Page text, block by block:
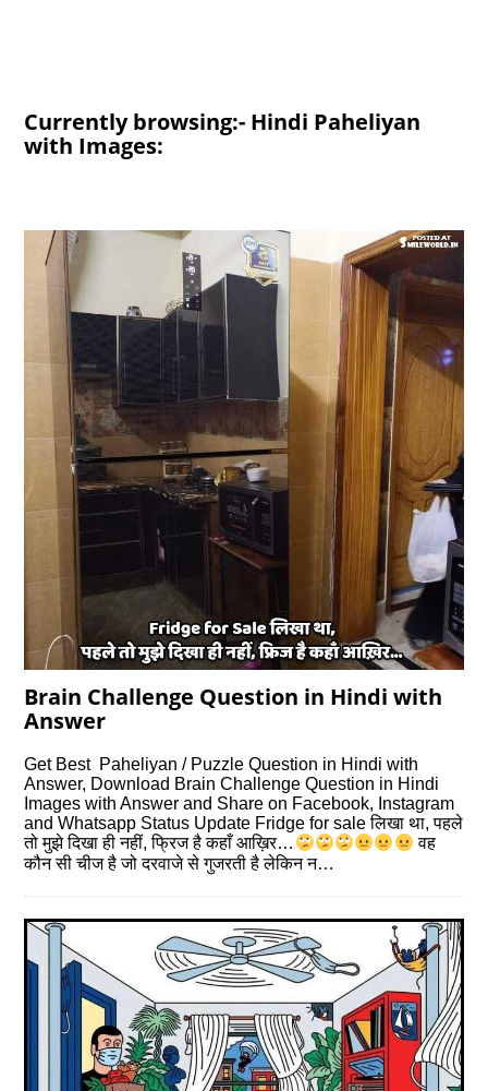
Currently browsing:- Hindi Paheliyan
with Images:
Brain Challenge Question in Hindi with
Answer
Get Best Paheliyan / Puzzle Question in Hindi with
Answer, Download Brain Challenge Question in Hindi
Images with Answer and Share on Facebook, Instagram
and Whatsapp Status Update Fridge for sale लिखा था, पहले
तो मुझे दिखा ही नहीं, फ्रिज है कहाँ आख़िर…
वह
कौन सी चीज है जो दरवाजे से गुजरती है लेकिन न…